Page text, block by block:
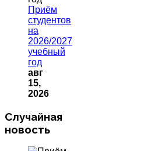
Приём
студентов
на
2026/2027
учебный
год
авг
15,
2026
Случайная
новость